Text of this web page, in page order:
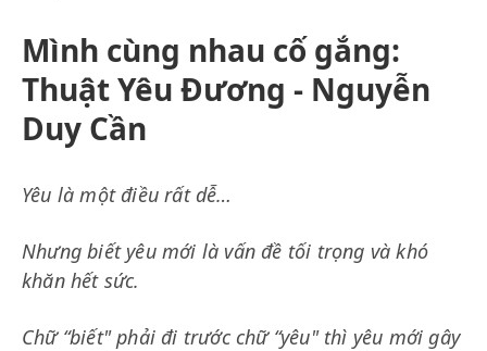
Mình cùng nhau cố gắng:
Thuật Yêu Đương - Nguyễn
Duy Cần
Yêu là một điều rất dễ…
Nhưng biết yêu mới là vấn đề tối trọng và khó
khăn hết sức.
Chữ “biết" phải đi trước chữ “yêu" thì yêu mới gây